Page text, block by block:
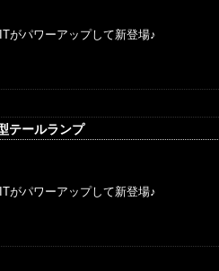
がパワーアップして新登場♪
テールランプ
がパワーアップして新登場♪